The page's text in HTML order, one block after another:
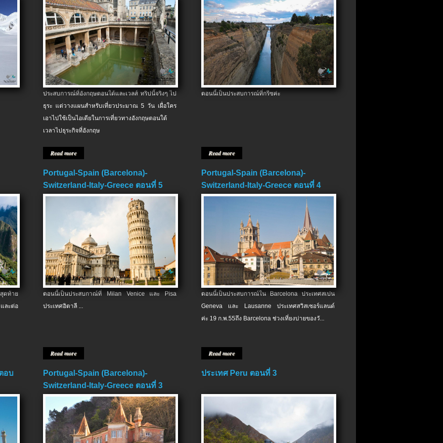
ประสบการณ์ที่อังกฤษตอนใต้และเวลส์ ทริปนี้จริงๆ ไป
ธุระ แต่วางแผนสำหรับเที่ยวประมาณ 5 วัน เผื่อใคร
เอาไปใช้เป็นไอเดียในการเที่ยวทางอังกฤษตอนใต้
เวลาไปธุระกิจที่อังกฤษ
Read more
ตอนนี้เป็นประสบการณ์ที่กรีซค่ะ
Read more
ดท้าย
ละต่อ
Portugal-Spain (Barcelona)-
Switzerland-Italy-Greece ตอนที่ 5
ตอนนี้เป็นประสบกาณ์ที่ Milan Venice และ Pisa
ประเทศอิตาลี ...
Read more
Portugal-Spain (Barcelona)-
Switzerland-Italy-Greece ตอนที่ 4
ตอนนี้เป็นประสบการณ์ใน Barcelona ประเทศสเปน
Geneva และ Lausanne ประเทศสวิสเซอร์แลนด์
ค่ะ 19 ก.พ.​55ถึง Barcelona ช่วงเที่ยงบ่ายของวั...
Read more
อบ
Portugal-Spain (Barcelona)-
Switzerland-Italy-Greece ตอนที่ 3
ประเทศ Peru ตอนที่ 3